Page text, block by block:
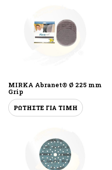
MIRKA Abranet® Ø 225 mm
Grip
ΡΩΤΗΣΤΕ ΓΙΑ ΤΙΜΗ